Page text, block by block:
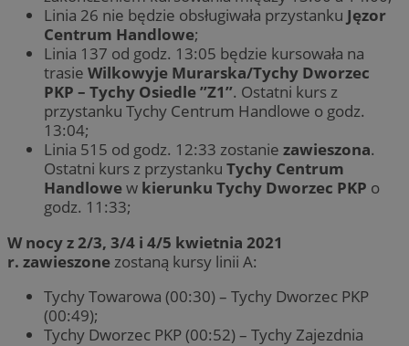
Linia 26 nie będzie obsługiwała przystanku Jęzor
Centrum Handlowe;
Linia 137 od godz. 13:05 będzie kursowała na
trasie Wilkowyje Murarska/Tychy Dworzec
PKP – Tychy Osiedle ’’Z1’’. Ostatni kurs z
przystanku Tychy Centrum Handlowe o godz.
13:04;
Linia 515 od godz. 12:33 zostanie zawieszona.
Ostatni kurs z przystanku Tychy Centrum
Handlowew kierunku Tychy Dworzec PKP o
godz. 11:33;
W nocy z 2/3, 3/4 i 4/5 kwietnia 2021
r. zawieszone zostaną kursy linii A:
Tychy Towarowa (00:30) – Tychy Dworzec PKP
(00:49);
Tychy Dworzec PKP (00:52) – Tychy Zajezdnia